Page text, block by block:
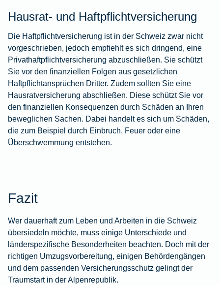
Hausrat- und Haftpflichtversicherung
Die Haftpflichtversicherung ist in der Schweiz zwar nicht
vorgeschrieben, jedoch empfiehlt es sich dringend, eine
Privathaftpflichtversicherung abzuschließen. Sie schützt
Sie vor den finanziellen Folgen aus gesetzlichen
Haftpflichtansprüchen Dritter. Zudem sollten Sie eine
Hausratversicherung abschließen. Diese schützt Sie vor
den finanziellen Konsequenzen durch Schäden an Ihren
beweglichen Sachen. Dabei handelt es sich um Schäden,
die zum Beispiel durch Einbruch, Feuer oder eine
Überschwemmung entstehen.
Fazit
Wer dauerhaft zum Leben und Arbeiten in die Schweiz
übersiedeln möchte, muss einige Unterschiede und
länderspezifische Besonderheiten beachten. Doch mit der
richtigen Umzugsvorbereitung, einigen Behördengängen
und dem passenden Versicherungsschutz gelingt der
Traumstart in der Alpenrepublik.